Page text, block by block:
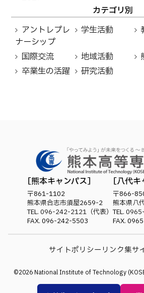
カテゴリ別
アントレプレ
ナーシップ
学生活動
国際交流 地域活動
卒業生の活躍
研究活動
熊本キャンパス
〒861-1102
熊本県合志市須屋2659-2
TEL. 096-242-2121 （代表）
FAX. 096-242-5503
八代キ
〒866-
熊本県八
TEL.
FAX.
サイトポリシー リンク集サ
©2026National Institute of Technology